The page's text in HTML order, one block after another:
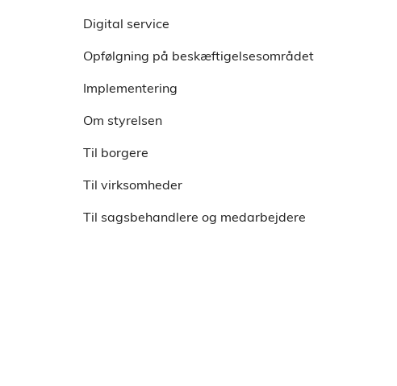
Nyeste viden fra forskning og praksis
IPS-ambassadørkorpset
Kom godt i gang med IPS
Digital service
Opfølgning på beskæftigelsesområdet
Implementering
Om styrelsen
Til borgere
Til virksomheder
Til sagsbehandlere og medarbejdere